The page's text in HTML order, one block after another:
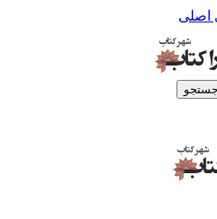
اصلی
جستجو